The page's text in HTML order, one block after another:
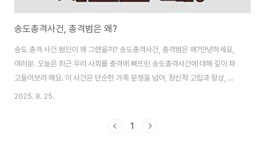
송도총격사건, 총격범은 왜?
송도 총격 사건 범인이 왜 그랬을까? 송도총격사건, 총격범은 왜?안녕하세요,
여러분. 오늘은 최근 우리 사회를 충격에 빠뜨린 송도총격사건에 대해 깊이 파
고들어보려 해요. 이 사건은 단순한 가족 분쟁을 넘어, 정신적 고립과 망상, 그
리고 총기 규제의 허점까지 다양한 문제를 드러냈죠. 제가 여러 뉴스와 자료를
경찰 대응 논란까지 하나씩 풀어가보겠습니다. 이 글을 통해 비슷한 비극이 반
2025. 8. 25.
1